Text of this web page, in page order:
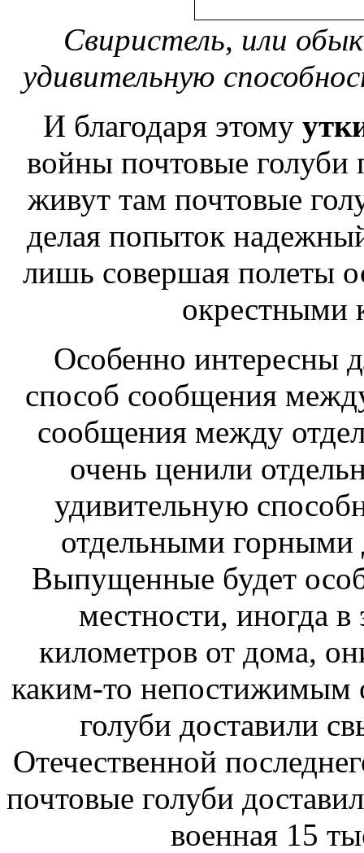
Свиристель, или
удивительную
И благодаря этому
войны почтовые голуби
живут там почтовые
делая попыток
лишь совершая полеты
окрестными
Особенно интересны
способ сообщения
сообщения между
очень ценили
удивительную
отдельными горными
Выпущенные будет
местности, иногда в
километров от дома,
каким-то непостижимым
голуби доставили
Отечественной
почтовые голуби
военная15